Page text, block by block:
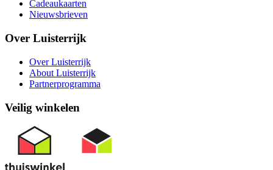
Cadeaukaarten
Nieuwsbrieven
Over Luisterrijk
Over Luisterrijk
About Luisterrijk
Partnerprogramma
Veilig winkelen